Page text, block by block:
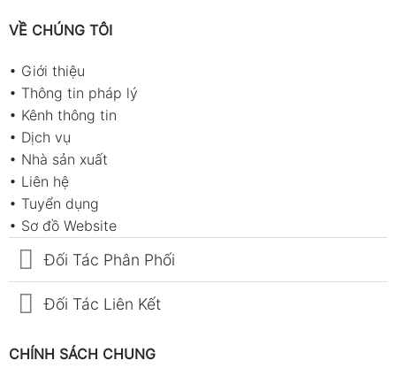
VỀ CHÚNG TÔI
• Giới thiệu
• Thông tin pháp lý
• Kênh thông tin
• Dịch vụ
• Nhà sản xuất
• Liên hệ
• Tuyển dụng
• Sơ đồ Website
Đối Tác Phân Phối
Đối Tác Liên Kết
CHÍNH SÁCH CHUNG